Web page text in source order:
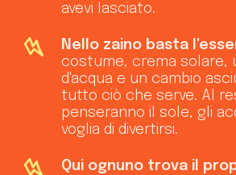
avevi lasciato.
Nello zaino basta
costume, crema solare,
d'acqua e un cambio
tutto ciò che serve. Al
penseranno il sole, gli
voglia di divertirsi.
Qui ognuno trova il